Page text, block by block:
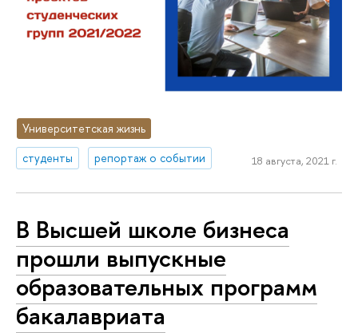
Университетская жизнь
студенты
репортаж о событии 18 августа, 2021 г.
В Высшей школе бизнеса
прошли выпускные
образовательных программ
бакалавриата